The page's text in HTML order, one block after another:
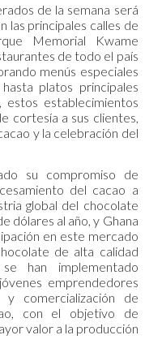
de la semana será
las principales calles de
Memorial Kwame
de todo el país
menús especiales
platos principales
establecimientos
cortesía a sus clientes,
y la celebración del
su compromiso de
del cacao a
global del chocolate
dólares al año, y Ghana
en este mercado
de alta calidad
han implementado
emprendedores
comercialización de
con el objetivo de
valor a la producción